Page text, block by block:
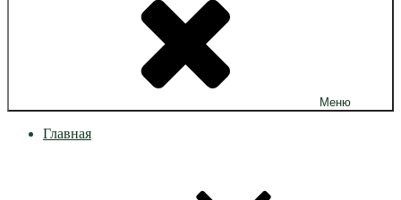
Меню
Главная